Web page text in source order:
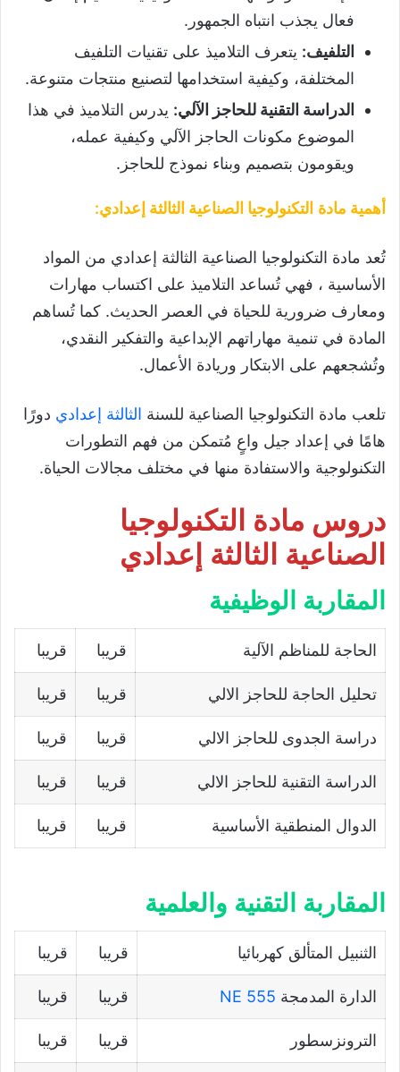
فعال يجذب انتباه الجمهور.
التلفيف: يتعرف التلاميذ على تقنيات التلفيف
المختلفة، وكيفية استخدامها لتصنيع منتجات متنوعة.
الدراسة التقنية للحاجز الآلي: يدرس التلاميذ في هذا
الموضوع مكونات الحاجز الآلي وكيفية عمله،
ويقومون بتصميم وبناء نموذج للحاجز.
أهمية مادة التكنولوجيا الصناعية الثالثة إعدادي:
تُعد مادة التكنولوجيا الصناعية الثالثة إعدادي من المواد
الأساسية ، فهي تُساعد التلاميذ على اكتساب مهارات
ومعارف ضرورية للحياة في العصر الحديث. كما تُساهم
المادة في تنمية مهاراتهم الإبداعية والتفكير النقدي،
وتُشجعهم على الابتكار وريادة الأعمال.
تلعب مادة التكنولوجيا الصناعية للسنة الثالثة إعدادي دورًا
هامًا في إعداد جيل واعٍ مُتمكن من فهم التطورات
التكنولوجية والاستفادة منها في مختلف مجالات الحياة.
دروس مادة التكنولوجيا
الصناعية الثالثة إعدادي
المقاربة الوظيفية
الحاجة للمناظم الآلية قريبا قريبا
تحليل الحاجة للحاجز الالي قريبا قريبا
دراسة الجدوى للحاجز الالي قريبا قريبا
الدراسة التقنية للحاجز الالي قريبا قريبا
الدوال المنطقية الأساسية قريبا قريبا
المقاربة التقنية والعلمية
الثنبيل المتألق كهربائيا قريبا قريبا
الدارة المدمجة NE 555 قريبا قريبا
الترونزسطور قريبا قريبا